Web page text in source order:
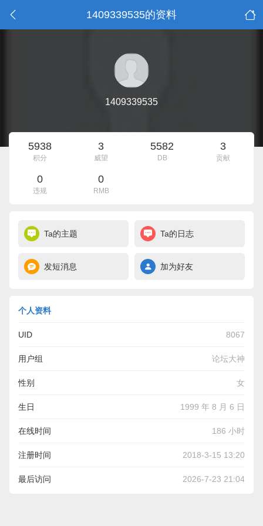
1409339535的资料
1409339535
5938
积分
3
威望
5582
DB
3
贡献
0
违规
0
RMB
Ta的主题 Ta的日志
发短消息 加为好友
个人资料
UID 8067
用户组 论坛大神
性别 女
生日 1999 年 8 月 6 日
在线时间 186 小时
注册时间 2018-3-15 13:20
最后访问 2026-7-23 21:04